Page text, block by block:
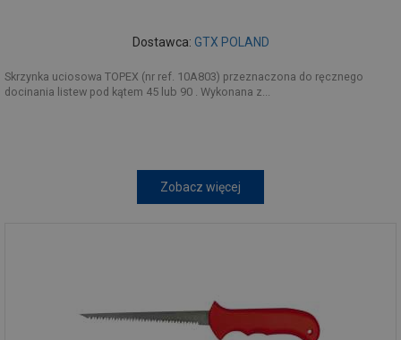
Dostawca: GTX POLAND
Skrzynka uciosowa TOPEX (nr ref. 10A803) przeznaczona do ręcznego
docinania listew pod kątem 45 lub 90 . Wykonana z...
Zobacz więcej